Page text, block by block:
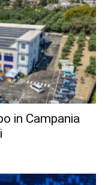
in Campania